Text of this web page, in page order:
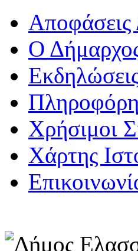
Ο
Χρήσιμοι
Χάρτης